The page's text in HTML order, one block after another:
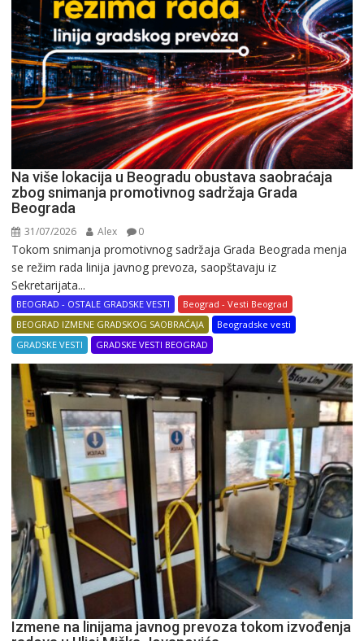
Na više lokacija u Beogradu obustava saobraćaja
zbog snimanja promotivnog sadržaja Grada
Beograda
31/07/2026 Alex 0
Tokom snimanja promotivnog sadržaja Grada Beograda menja
se režim rada linija javnog prevoza, saopštavaju iz
Sekretarijata...
BEOGRAD - OSTALE GRADSKE VESTI
Beograd - Vesti Beograd
BEOGRAD IZMENE GRADSKOG SAOBRAĆAJA
Beogradske vesti
GRADSKE VESTI
GRADSKE VESTI BEOGRAD
Izmene na linijama javnog prevoza tokom izvođenja